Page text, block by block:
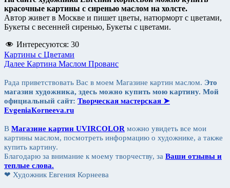
красочные картины с сиренью маслом на холсте.
Автор живет в Москве и пишет цветы, натюрморт с цветами,
Букеты с весенней сиренью, Букеты с цветами.
Интересуются: 30
Рубрики
Картины c Цветами
Навигация
по
записям
Следующая
Далее Картина Маслом Прованс
Рада приветствовать Вас в моем Магазине картин маслом. Это
магазин художника, здесь можно купить мою картину. Мой
официальный сайт: Творческая мастерская ➤
ЕvgeniaКorneeva.ru
В Магазине картин UVIRCOLOR можно увидеть все мои
картины маслом, посмотреть информацию о художнике, а также
купить картину.
Благодарю за внимание к моему творчеству, за Ваши отзывы и
теплые слова.
❤ Художник Евгения Корнеева